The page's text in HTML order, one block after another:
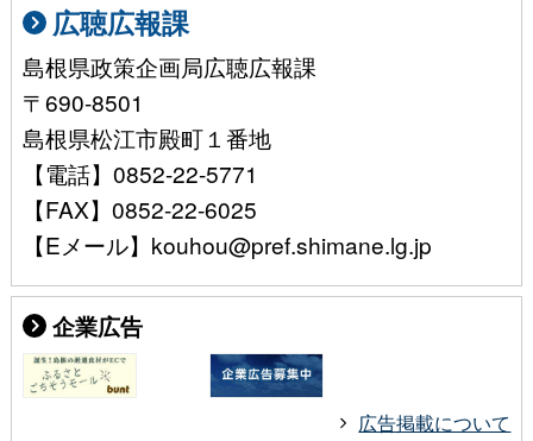
広聴広報課
島根県政策企画局広聴広報課
〒690-8501
島根県松江市殿町１番地
【電話】0852-22-5771
【FAX】0852-22-6025
【Eメール】kouhou@pref.shimane.lg.jp
企業広告
広告掲載について